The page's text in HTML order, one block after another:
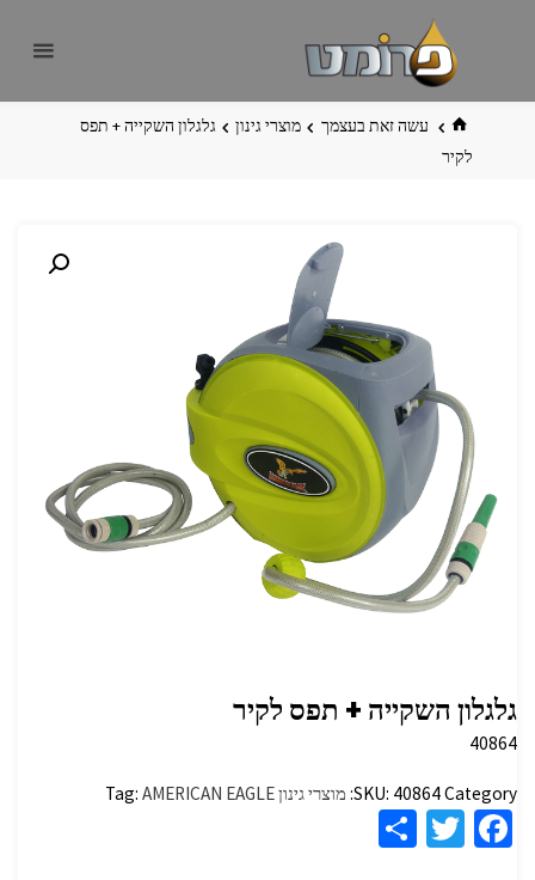
בית עשה זאת בעצמך מוצרי גינון
גלגלון השקייה + תפס
לקיר
גלגלון השקייה + תפס לקיר
40864
SKU: 40864Category: מוצרי גינון Tag: AMERICAN EAGLE
Fa
T